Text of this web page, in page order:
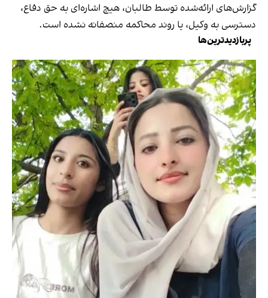
گزارش‌های ارائه‌شده توسط طالبان، هیچ اشاره‌ای به حق دفاع،
دسترسی به وکیل، یا روند محاکمه منصفانه نشده است.
پربازدیدترین‌ها